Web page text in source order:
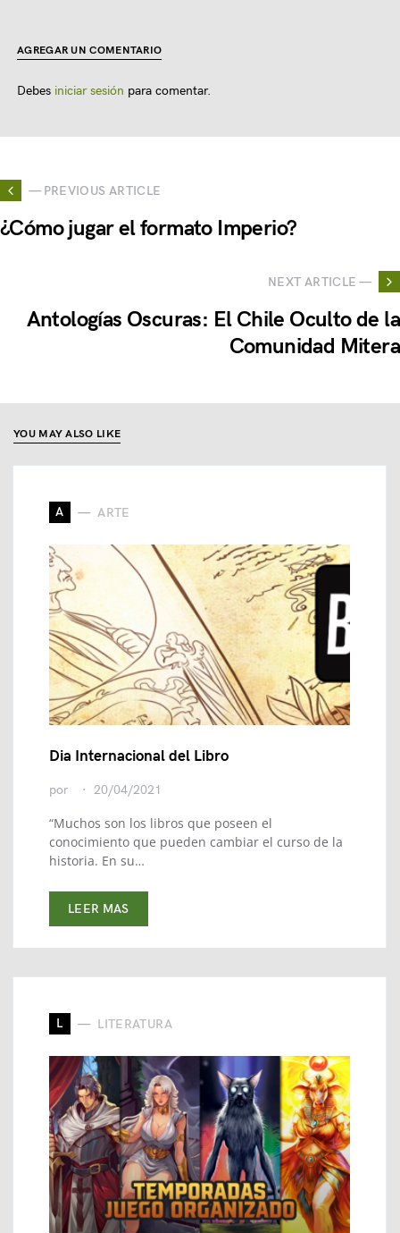
AGREGAR UN COMENTARIO
Debes iniciar sesión para comentar.
— PREVIOUS ARTICLE
¿Cómo jugar el formato Imperio?
NEXT ARTICLE —
Antologías Oscuras: El Chile Oculto de la
Comunidad Mitera
YOU MAY ALSO LIKE
A ARTE
Dia Internacional del Libro
por 20/04/2021
“Muchos son los libros que poseen el
conocimiento que pueden cambiar el curso de la
historia. En su…
LEER MAS
L LITERATURA